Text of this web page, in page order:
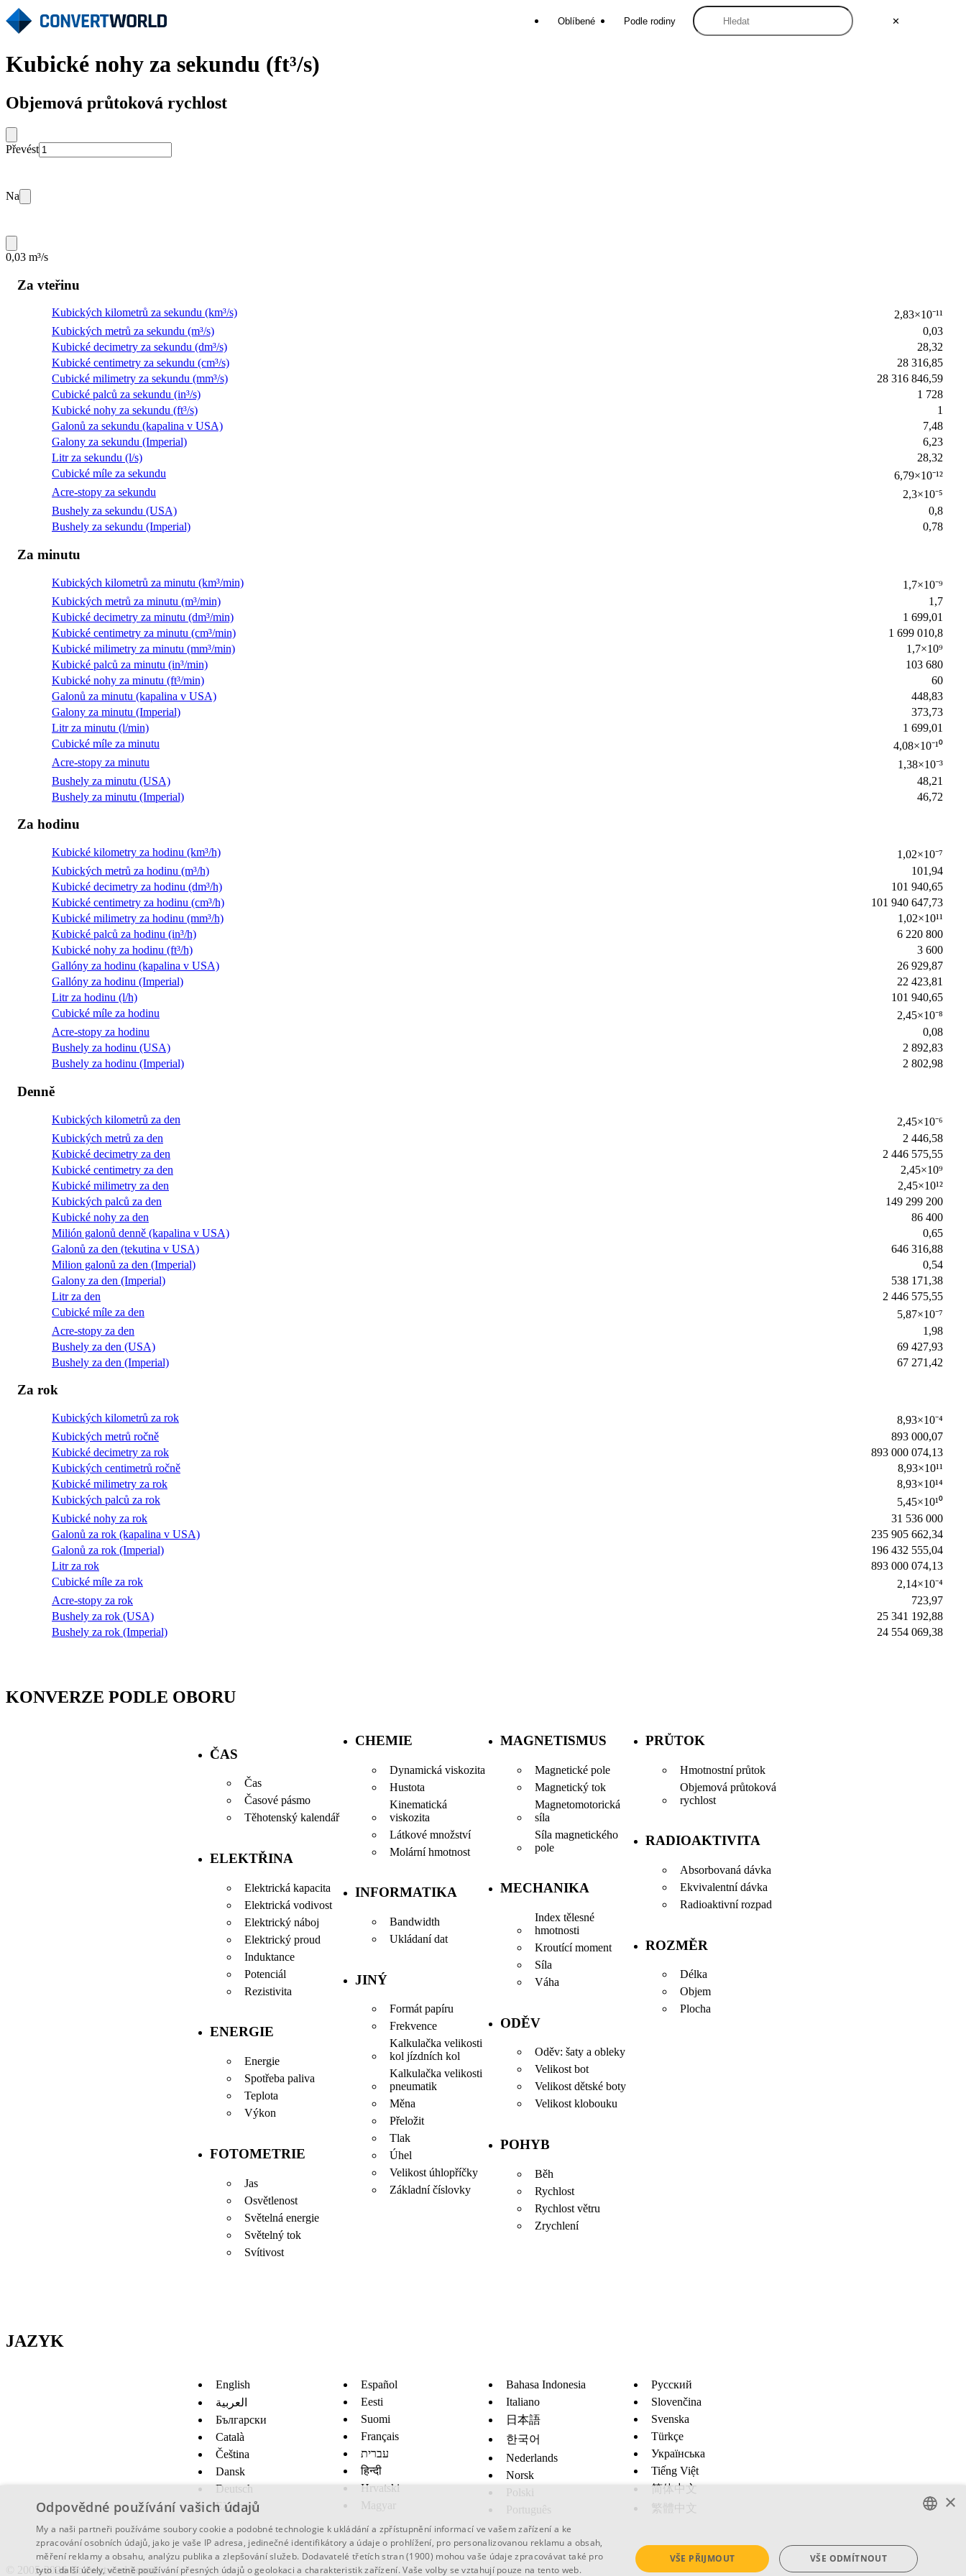
✕
Oblíbené Podle rodiny
Kubické nohy za sekundu (ft³/s)
Objemová průtoková rychlost
Převést
Na
0,03 m³/s
Za vteřinu
Kubických kilometrů za sekundu (km³/s)
2,83×10⁻¹¹
Kubických metrů za sekundu (m³/s)
0,03
Kubické decimetry za sekundu (dm³/s)
28,32
Kubické centimetry za sekundu (cm³/s)
28 316,85
Cubické milimetry za sekundu (mm³/s)
28 316 846,59
Cubické palců za sekundu (in³/s)
1 728
Kubické nohy za sekundu (ft³/s)
1
Galonů za sekundu (kapalina v USA)
7,48
Galony za sekundu (Imperial)
6,23
Litr za sekundu (l/s)
28,32
Cubické míle za sekundu
6,79×10⁻¹²
Acre-stopy za sekundu
2,3×10⁻⁵
Bushely za sekundu (USA)
0,8
Bushely za sekundu (Imperial)
0,78
Za minutu
Kubických kilometrů za minutu (km³/min)
1,7×10⁻⁹
Kubických metrů za minutu (m³/min)
1,7
Kubické decimetry za minutu (dm³/min)
1 699,01
Kubické centimetry za minutu (cm³/min)
1 699 010,8
Kubické milimetry za minutu (mm³/min)
1,7×10⁹
Kubické palců za minutu (in³/min)
103 680
Kubické nohy za minutu (ft³/min)
60
Galonů za minutu (kapalina v USA)
448,83
Galony za minutu (Imperial)
373,73
Litr za minutu (l/min)
1 699,01
Cubické míle za minutu
4,08×10⁻¹⁰
Acre-stopy za minutu
1,38×10⁻³
Bushely za minutu (USA)
48,21
Bushely za minutu (Imperial)
46,72
Za hodinu
Kubické kilometry za hodinu (km³/h)
1,02×10⁻⁷
Kubických metrů za hodinu (m³/h)
101,94
Kubické decimetry za hodinu (dm³/h)
101 940,65
Kubické centimetry za hodinu (cm³/h)
101 940 647,73
Kubické milimetry za hodinu (mm³/h)
1,02×10¹¹
Kubické palců za hodinu (in³/h)
6 220 800
Kubické nohy za hodinu (ft³/h)
3 600
Gallóny za hodinu (kapalina v USA)
26 929,87
Gallóny za hodinu (Imperial)
22 423,81
Litr za hodinu (l/h)
101 940,65
Cubické míle za hodinu
2,45×10⁻⁸
Acre-stopy za hodinu
0,08
Bushely za hodinu (USA)
2 892,83
Bushely za hodinu (Imperial)
2 802,98
Denně
Kubických kilometrů za den
2,45×10⁻⁶
Kubických metrů za den
2 446,58
Kubické decimetry za den
2 446 575,55
Kubické centimetry za den
2,45×10⁹
Kubické milimetry za den
2,45×10¹²
Kubických palců za den
149 299 200
Kubické nohy za den
86 400
Milión galonů denně (kapalina v USA)
0,65
Galonů za den (tekutina v USA)
646 316,88
Milion galonů za den (Imperial)
0,54
Galony za den (Imperial)
538 171,38
Litr za den
2 446 575,55
Cubické míle za den
5,87×10⁻⁷
Acre-stopy za den
1,98
Bushely za den (USA)
69 427,93
Bushely za den (Imperial)
67 271,42
Za rok
Kubických kilometrů za rok
8,93×10⁻⁴
Kubických metrů ročně
893 000,07
Kubické decimetry za rok
893 000 074,13
Kubických centimetrů ročně
8,93×10¹¹
Kubické milimetry za rok
8,93×10¹⁴
Kubických palců za rok
5,45×10¹⁰
Kubické nohy za rok
31 536 000
Galonů za rok (kapalina v USA)
235 905 662,34
Galonů za rok (Imperial)
196 432 555,04
Litr za rok
893 000 074,13
Cubické míle za rok
2,14×10⁻⁴
Acre-stopy za rok
723,97
Bushely za rok (USA)
25 341 192,88
Bushely za rok (Imperial)
24 554 069,38
KONVERZE PODLE OBORU
ČAS
Čas
Časové pásmo
Těhotenský kalendář
ELEKTŘINA
Elektrická kapacita
Elektrická vodivost
Elektrický náboj
Elektrický proud
Induktance
Potenciál
Rezistivita
ENERGIE
Energie
Spotřeba paliva
Teplota
Výkon
FOTOMETRIE
Jas
Osvětlenost
Světelná energie
Světelný tok
Svítivost
CHEMIE
Dynamická viskozita
Hustota
Kinematická
viskozita
Látkové množství
Molární hmotnost
INFORMATIKA
Bandwidth
Ukládaní dat
JINÝ
Formát papíru
Frekvence
Kalkulačka velikosti
kol jízdních kol
Kalkulačka velikosti
pneumatik
Měna
Přeložit
Tlak
Úhel
Velikost úhlopříčky
Základní číslovky
MAGNETISMUS
Magnetické pole
Magnetický tok
Magnetomotorická
síla
Síla magnetického
pole
MECHANIKA
Index tělesné
hmotnosti
Kroutící moment
Síla
Váha
ODĚV
Oděv: šaty a obleky
Velikost bot
Velikost dětské boty
Velikost klobouku
POHYB
Běh
Rychlost
Rychlost větru
Zrychlení
PRŮTOK
Hmotnostní průtok
Objemová průtoková
rychlost
RADIOAKTIVITA
Absorbovaná dávka
Ekvivalentní dávka
Radioaktivní rozpad
ROZMĚR
Délka
Objem
Plocha
JAZYK
English
العربية
Български
Català
Čeština
Dansk
Deutsch
Ελληνικά
Español
Eesti
Suomi
Français
עברית
हिन्दी
Hrvatski
Magyar
Bahasa Indonesia
Italiano
日本語
한국어
Nederlands
Norsk
Polski
Português
Русский
Slovenčina
Svenska
Türkçe
Украïнська
Tiếng Việt
简体中文
繁體中文
© 2005-2026 Convertworld.com SWEDISH
×
Odpovědné používání vašich údajů
My a naši partneři používáme soubory cookie a podobné technologie k ukládání a zpřístupnění informací ve vašem zařízení a ke
zpracování osobních údajů, jako je vaše IP adresa, jedinečné identifikátory a údaje o prohlížení, pro personalizovanou reklamu a obsah,
měření reklamy a obsahu, analýzu publika a zlepšování služeb. Dodavatelé třetích stran (1900) mohou vaše údaje zpracovávat také pro
tyto i další účely, včetně používání přesných údajů o geolokaci a charakteristik zařízení. Vaše volby se vztahují pouze na tento web.
VŠE PŘIJMOUT VŠE ODMÍTNOUT